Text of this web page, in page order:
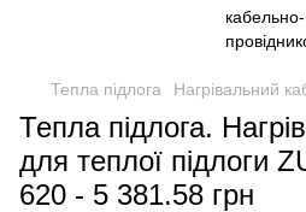
Тепла підлога Нагрівальний
Тепла підлога.
для теплої підлоги
620 - 5 381.58 грн